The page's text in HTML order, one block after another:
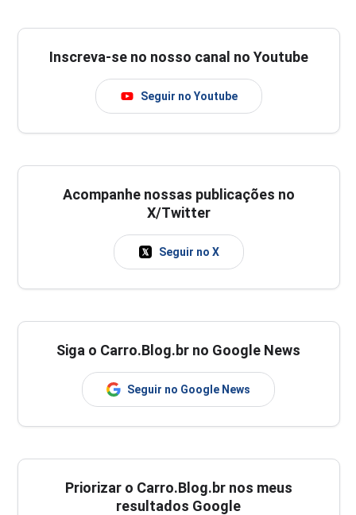
Inscreva-se no nosso canal no Youtube
Seguir no Youtube
Acompanhe nossas publicações no
X/Twitter
Seguir no X
Siga o Carro.Blog.br no Google News
Seguir no Google News
Priorizar o Carro.Blog.br nos meus
resultados Google